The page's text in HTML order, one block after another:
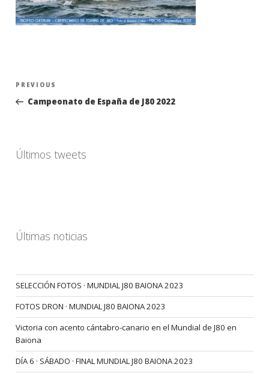
Navegación
entradas
Previous
Post
PREVIOUS
Campeonato de España de J80 2022
Últimos tweets
Últimas noticias
SELECCIÓN FOTOS · MUNDIAL J80 BAIONA 2023
FOTOS DRON · MUNDIAL J80 BAIONA 2023
Victoria con acento cántabro-canario en el Mundial de J80 en
Baiona
DÍA 6 · SÁBADO · FINAL MUNDIAL J80 BAIONA 2023